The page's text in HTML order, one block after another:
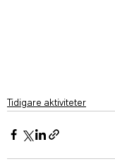
Tidigare aktiviteter